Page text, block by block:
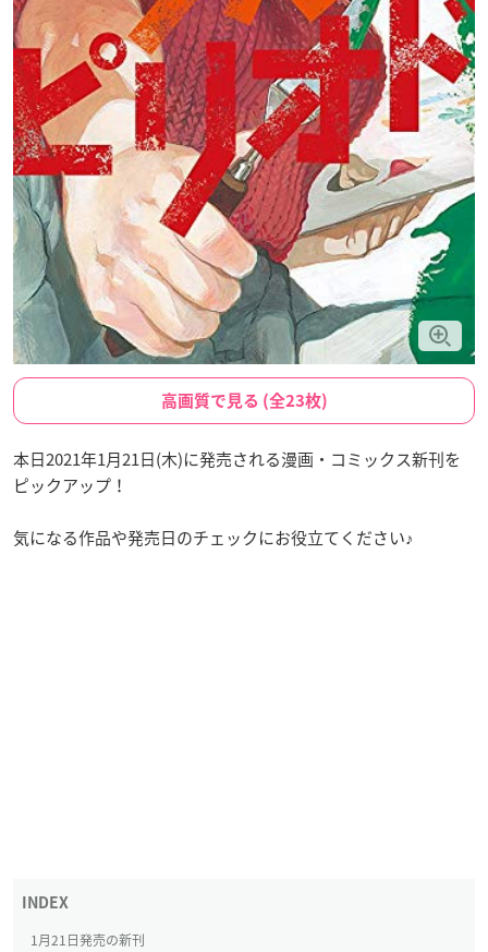
高画質で見る (全23枚)
本日2021年1月21日(木)に発売される漫画・コミックス新刊を
ピックアップ！
気になる作品や発売日のチェックにお役立てください♪
1月21日発売の新刊